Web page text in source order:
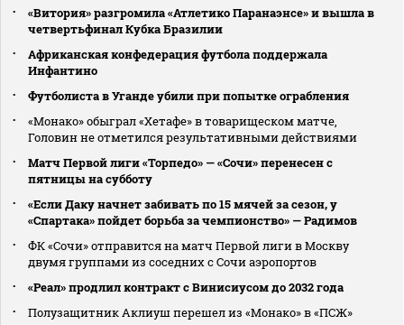
«Витория» разгромила «Атлетико Паранаэнсе» и вышла в
четвертьфинал Кубка Бразилии
Африканская конфедерация футбола поддержала
Инфантино
Футболиста в Уганде убили при попытке ограбления
«Монако» обыграл «Хетафе» в товарищеском матче,
Головин не отметился результативными действиями
Матч Первой лиги «Торпедо» — «Сочи» перенесен с
пятницы на субботу
«Если Даку начнет забивать по 15 мячей за сезон, у
«Спартака» пойдет борьба за чемпионство» — Радимов
ФК «Сочи» отправится на матч Первой лиги в Москву
двумя группами из соседних с Сочи аэропортов
«Реал» продлил контракт с Винисиусом до 2032 года
Полузащитник Аклиуш перешел из «Монако» в «ПСЖ»